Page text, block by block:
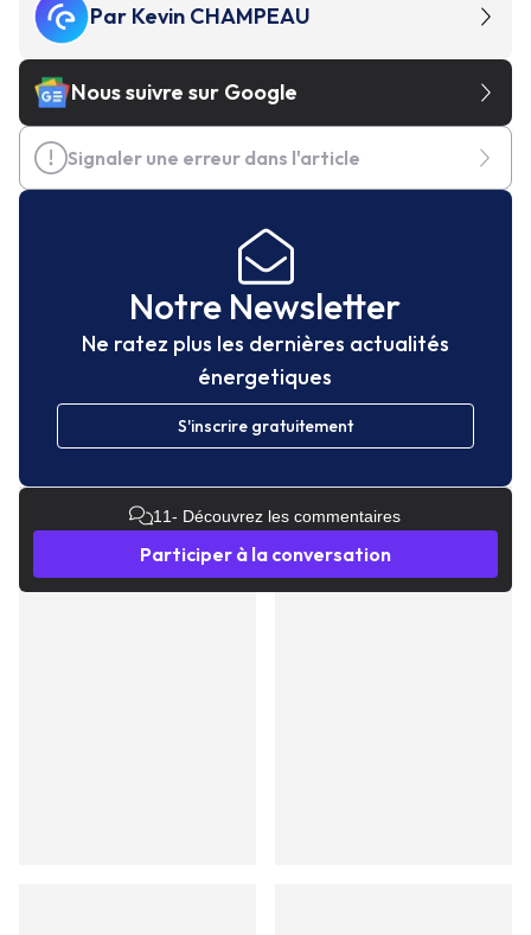
Par Kevin CHAMPEAU
Nous suivre sur Google
Signaler une erreur dans l'article
Notre Newsletter
Ne ratez plus les dernières actualités
énergetiques
S'inscrire gratuitement
11- Découvrez les commentaires
Participer à la conversation